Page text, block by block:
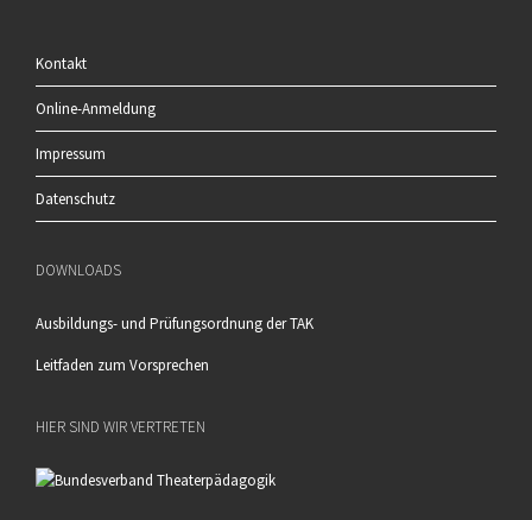
Kontakt
Online-Anmeldung
Impressum
Datenschutz
DOWNLOADS
Ausbildungs- und Prüfungsordnung der TAK
Leitfaden zum Vorsprechen
HIER SIND WIR VERTRETEN